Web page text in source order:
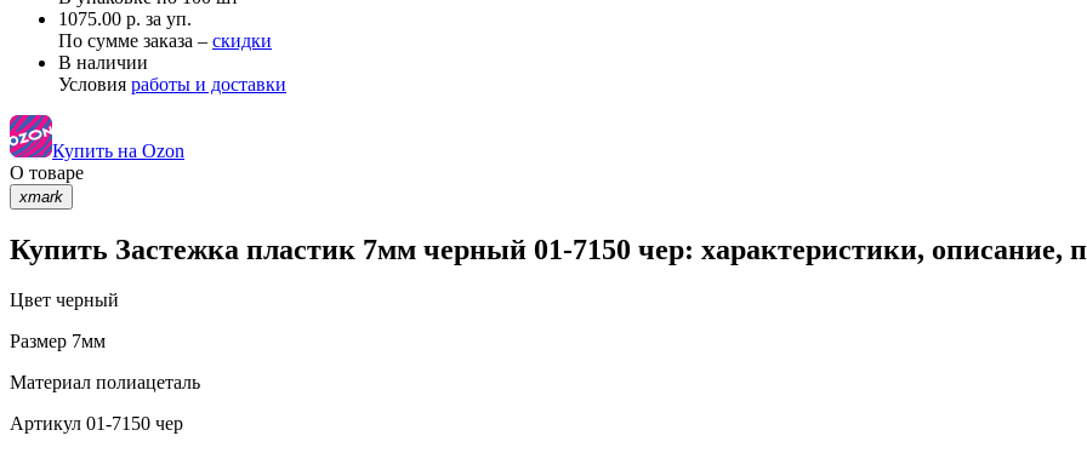
1075.00 р. за уп.
По сумме заказа – скидки
В наличии
Условия работы и доставки
Купить на Ozon
О товаре
xmark
Купить Застежка пластик 7мм черный 01-7150 чер: характеристики, описание,
Цвет черный
Размер 7мм
Материал полиацеталь
Артикул 01-7150 чер